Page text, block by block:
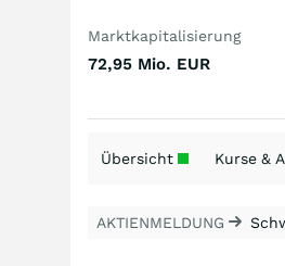
Marktkapitalisierung
72,95 Mio. EUR
Übersicht Kurse &
AKTIENMELDUNG